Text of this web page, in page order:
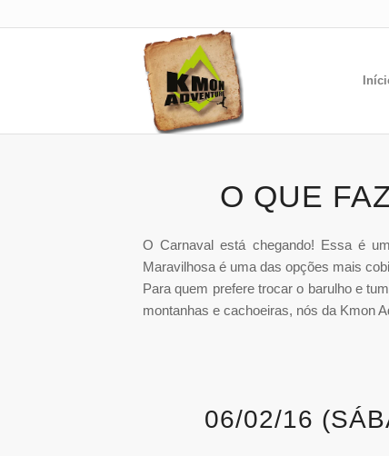
O QUE
O Carnaval está chegando! Essa é
Maravilhosa é uma das opções mais
Para quem prefere trocar o barulho e
montanhas e cachoeiras, nós da Kmon
06/02/16